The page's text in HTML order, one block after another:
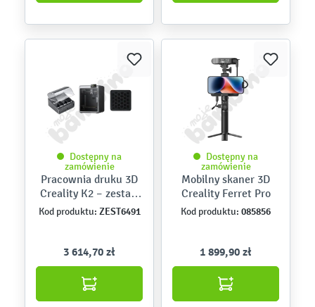
Dostępny na
zamówienie
Pracownia druku 3D
Creality K2 – zestaw
Expert
Kod produktu: ZEST6491
3 614,70 zł
Dostępny na
zamówienie
Mobilny skaner 3D
Creality Ferret Pro
Kod produktu: 085856
1 899,90 zł